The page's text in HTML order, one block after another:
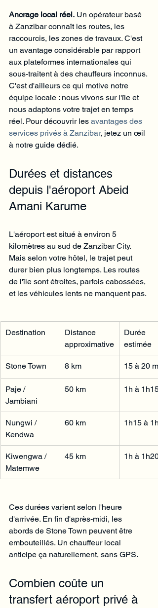
Ancrage local réel. Un opérateur basé
à Zanzibar connaît les routes, les
raccourcis, les zones de travaux. C'est
un avantage considérable par rapport
aux plateformes internationales qui
sous-traitent à des chauffeurs inconnus.
C'est d'ailleurs ce qui motive notre
équipe locale : nous vivons sur l'île et
nous adaptons votre trajet en temps
réel. Pour découvrir les avantages des
services privés à Zanzibar, jetez un œil
à notre guide dédié.
Durées et distances
depuis l'aéroport Abeid
Amani Karume
L'aéroport est situé à environ 5
kilomètres au sud de Zanzibar City.
Mais selon votre hôtel, le trajet peut
durer bien plus longtemps. Les routes
de l'île sont étroites, parfois cabossées,
et les véhicules lents ne manquent pas.
Destination
Distance
approximative
Durée
estimée
Stone Town 8 km 15 à 20
Paje /
Jambiani
50 km 1h à 1h15
Nungwi /
Kendwa
60 km 1h15 à
Kiwengwa /
Matemwe
45 km 1h à 1h20
Ces durées varient selon l'heure
d'arrivée. En fin d'après-midi, les
abords de Stone Town peuvent être
embouteillés. Un chauffeur local
anticipe ça naturellement, sans GPS.
Combien coûte un
transfert aéroport privé à